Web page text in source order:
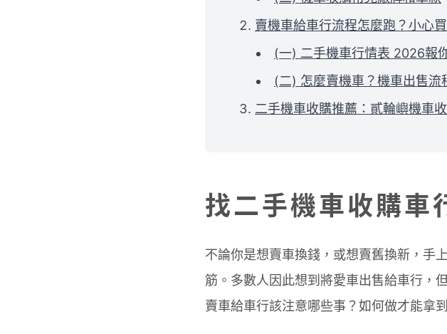
賣機車給車行流程怎麼跑？小心買
(一) 二手機車行情表 2026報
(二) 怎麼賣機車？機車出售流
二手機車收購推薦：貳輪嶼機車
找二手機車收購車
不論你是想賣車換錢，或想賣舊換新，手
筋。多數人因此想到將愛車出售給車行，
賣車給車行該注意哪些事？如何做才能拿